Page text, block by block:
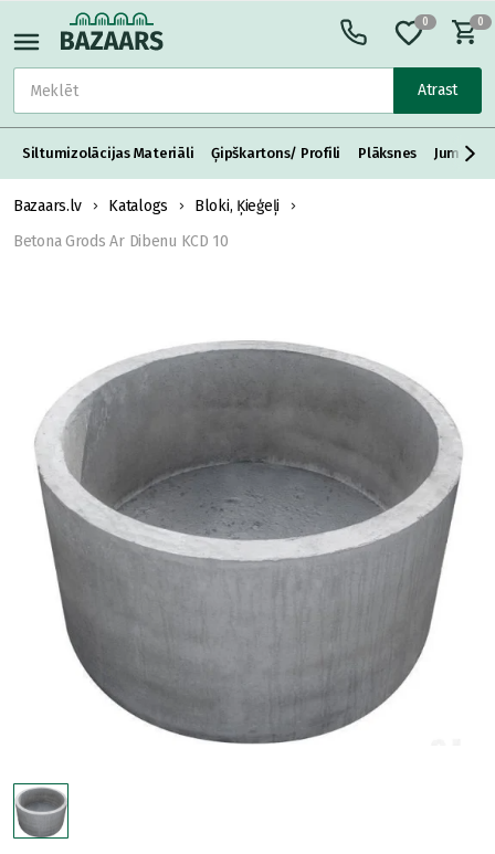
Atrast
0 0
Siltumizolācijas Materiāli Ģipškartons/ Profili Plāksnes Jumta
Bazaars.lv Katalogs
Bloki, Ķieģeļi
Betona Grods Ar Dibenu KCD 10